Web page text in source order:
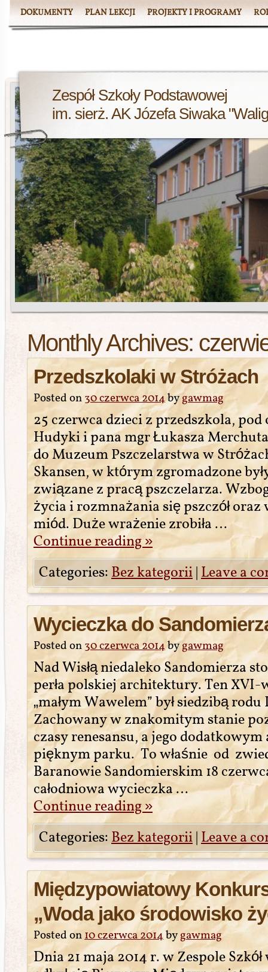
DOKUMENTY PLAN LEKCJI PROJEKTY I PROGRAMY
Zespół Szkoły Podstawowej
im. sierż. AK Józefa Siwaka
Monthly Archives:
Przedszkolaki w Stróżach
Posted on30 czerwca 2014bygawmag
25 czerwca dzieci z przedszkola,
Hudyki i pana mgr Łukasza
do Muzeum Pszczelarstwa w
Skansen, w którym zgromadzone
związane z pracą pszczelarza.
życia i rozmnażania się pszczół
miód. Duże wrażenie zrobiła …
Continue reading»
Categories:Bez kategorii|Leave a
Wycieczka do
Posted on30 czerwca 2014bygawmag
Nad Wisłą niedaleko Sandomierza
perła polskiej architektury. Ten
„małym Wawelem” był siedzibą
Zachowany w znakomitym stanie
czasy renesansu, a jego dodatkowym
pięknym parku. To właśnie od
Baranowie Sandomierskim 18
całodniowa wycieczka …
Continue reading»
Categories:Bez kategorii|Leave a
Międzypowiatowy
„Woda jako środowisko
Posted on10 czerwca 2014bygawmag
Dnia 21 maja 2014 r. w Zespole